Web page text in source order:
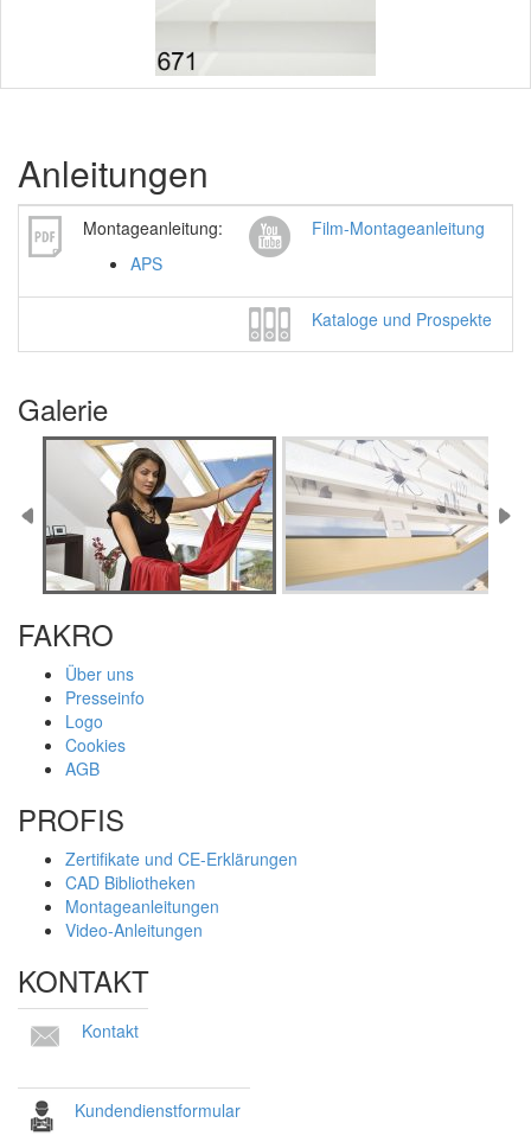
Anleitungen
Montageanleitung:
APS
Film-Montageanleitung
Kataloge und Prospekte
Galerie
FAKRO
Über uns
Presseinfo
Logo
Cookies
AGB
PROFIS
Zertifikate und CE-Erklärungen
CAD Bibliotheken
Montageanleitungen
Video-Anleitungen
KONTAKT
Kontakt
Kundendienstformular